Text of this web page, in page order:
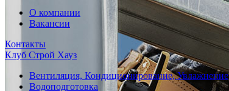
О компании
Вакансии
Контакты
Клуб Строй Хауз
Вентиляция, Кондиционирование, Увлажнение
Водоподготовка